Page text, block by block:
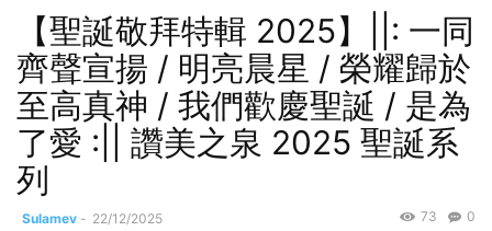
【聖誕敬拜特輯 2025】||: 一同
齊聲宣揚 / 明亮晨星 / 榮耀歸於
至高真神 / 我們歡慶聖誕 / 是為
了愛 :|| 讚美之泉 2025 聖誕系
列
Sulamev - 22/12/2025 0
73